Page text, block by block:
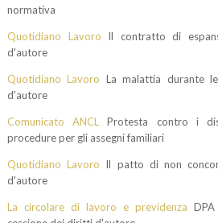
normativa
Quotidiano Lavoro Il contratto di
d'autore
Quotidiano Lavoro La malattia durante
d'autore
Comunicato ANCL
Protesta contro i
procedure per gli assegni familiari
Quotidiano Lavoro Il patto di non
d'autore
La circolare di lavoro e previdenza